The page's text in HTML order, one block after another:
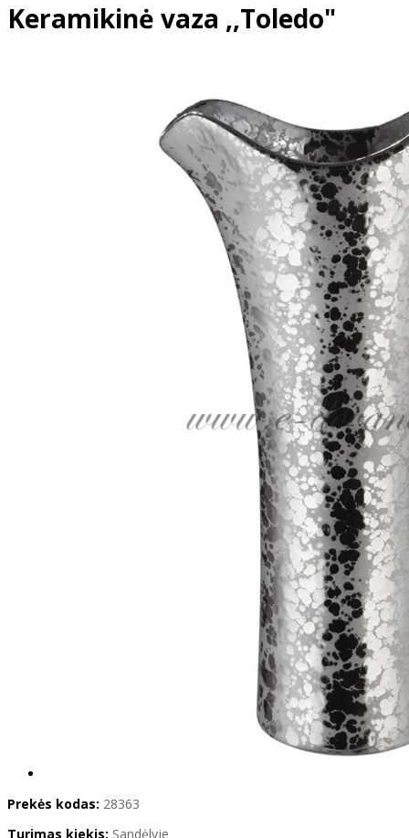
Keramikinė vaza ,,Toledo"
Prekės kodas: 28363
Turimas kiekis: Sandėlyje